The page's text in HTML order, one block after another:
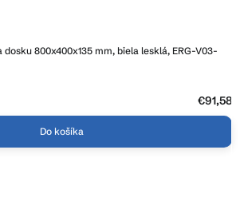
800x400x135 mm, biela lesklá, ERG-V03-
€91,58
Do košíka